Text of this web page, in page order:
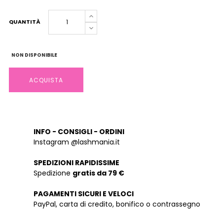
QUANTITÀ
NON DISPONIBILE
ACQUISTA
INFO - CONSIGLI - ORDINI
Instagram @lashmania.it
SPEDIZIONI RAPIDISSIME
Spedizione gratis da 79 €
PAGAMENTI SICURI E VELOCI
PayPal, carta di credito, bonifico o contrassegno